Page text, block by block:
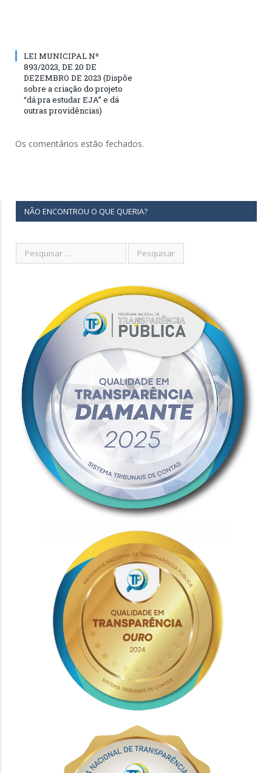
LEI MUNICIPAL Nº
893/2023, DE 20 DE
DEZEMBRO DE 2023 (Dispõe
sobre a criação do projeto
“dá pra estudar EJA” e dá
outras providências)
Os comentários estão fechados.
NÃO ENCONTROU O QUE QUERIA?